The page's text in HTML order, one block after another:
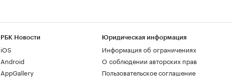
РБК Новости
iOS
Android
AppGallery
Юридическая информация
Информация об ограничениях
О соблюдении авторских прав
Пользовательское соглашение